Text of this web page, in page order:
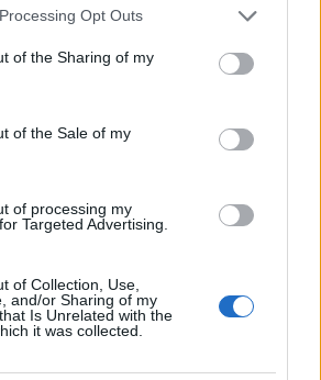
website/app uses one or more Google
or usage behaviour. You may click to
to Google and its third-party tags to
specified purposes in below Google
Opt Outs
of the Sharing of my
of the Sale of my
of processing my
Targeted Advertising.
of Collection, Use,
and/or Sharing of my
Is Unrelated with the
it was collected.
új műsora olyan, mint a Donnie
mínusz lövöldözés
kell lépned!